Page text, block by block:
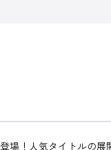
場！人気タイトルの